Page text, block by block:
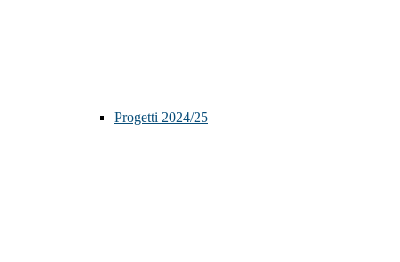
Progetti 2024/25